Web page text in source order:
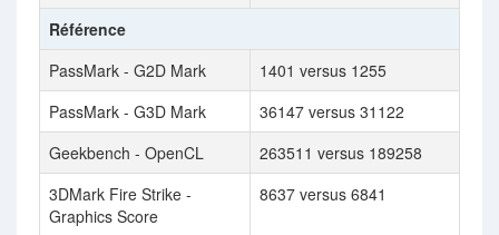
Référence
PassMark - G2D Mark
1401 versus 1255
PassMark - G3D Mark
36147 versus 31122
Geekbench - OpenCL
263511 versus 189258
3DMark Fire Strike -
Graphics Score
8637 versus 6841